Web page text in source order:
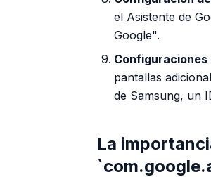
el Asistente de
Google".
pantallas
de Samsung, un
La